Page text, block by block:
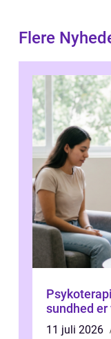
Flere
sundhed
11 juli 2026